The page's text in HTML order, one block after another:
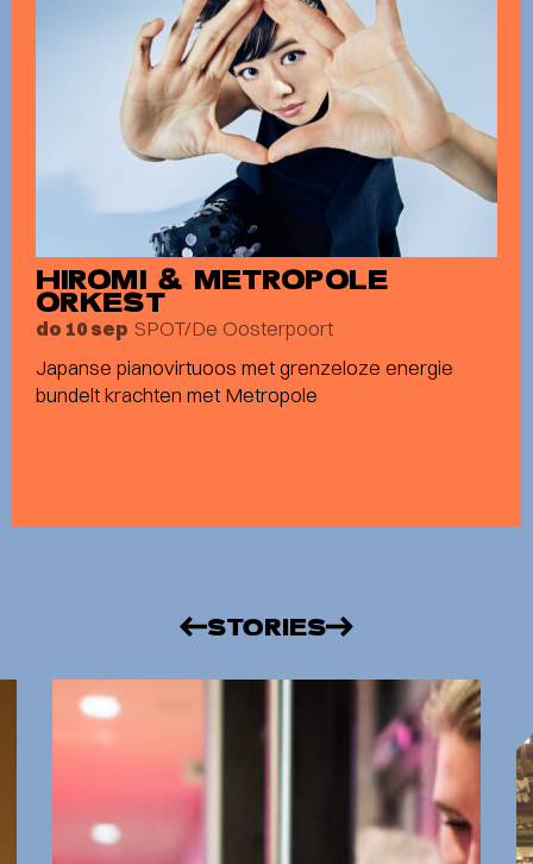
HIROMI & METROPOLE
ORKEST
do 10 sep SPOT/De Oosterpoort
Japanse pianovirtuoos met grenzeloze energie
bundelt krachten met Metropole
STORIES